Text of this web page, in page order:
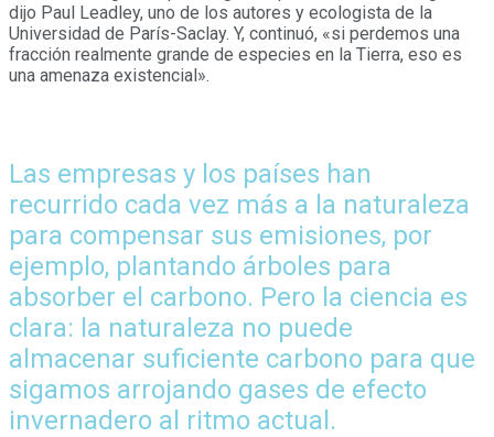
dijo Paul Leadley, uno de los autores y ecologista de la
Universidad de París-Saclay. Y, continuó, «si perdemos una
fracción realmente grande de especies en la Tierra, eso es
una amenaza existencial».
Las empresas y los países han
recurrido cada vez más a la naturaleza
para compensar sus emisiones, por
ejemplo, plantando árboles para
absorber el carbono. Pero la ciencia es
clara: la naturaleza no puede
almacenar suficiente carbono para que
sigamos arrojando gases de efecto
invernadero al ritmo actual.